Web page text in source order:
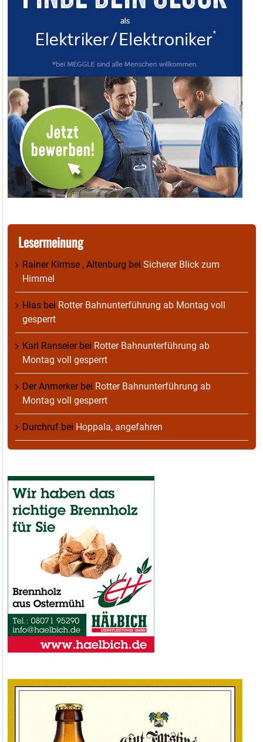
Lesermeinung
Rainer Kirmse , Altenburg bei Sicherer Blick zum
Himmel
Hias bei Rotter Bahnunterführung ab Montag voll
gesperrt
Karl Ranseierbei Rotter Bahnunterführung ab
Montag voll gesperrt
Der Anmerkerbei Rotter Bahnunterführung ab
Montag voll gesperrt
Durchruf bei Hoppala, angefahren